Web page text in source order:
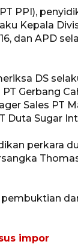
PPI),
Kepala
dan APD
DS
Gerbang
Sales PT
Duta Sugar
perkara
impor